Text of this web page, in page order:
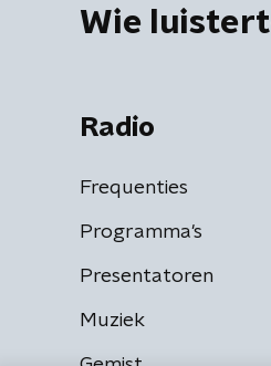
Wie luistert
Radio
Frequenties
Programma's
Presentatoren
Muziek